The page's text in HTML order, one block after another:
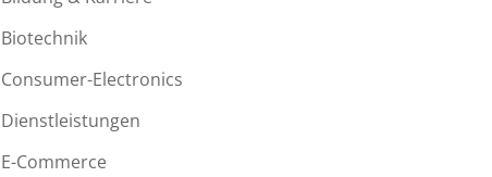
Biotechnik
Consumer-Electronics
Dienstleistungen
E-Commerce